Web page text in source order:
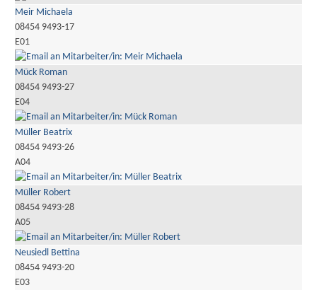
Meir Michaela
08454 9493-17
E01
Mück Roman
08454 9493-27
E04
Müller Beatrix
08454 9493-26
A04
Müller Robert
08454 9493-28
A05
Neusiedl Bettina
08454 9493-20
E03